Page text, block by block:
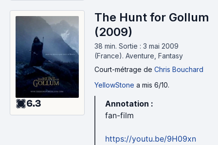
6.3
The Hunt for Gollum
(2009)
38 min. Sortie : 3 mai 2009
(France). Aventure, Fantasy
Court-métrage de Chris Bouchard
YellowStone a mis 6/10.
Annotation :
fan-film
https://youtu.be/9H09xn